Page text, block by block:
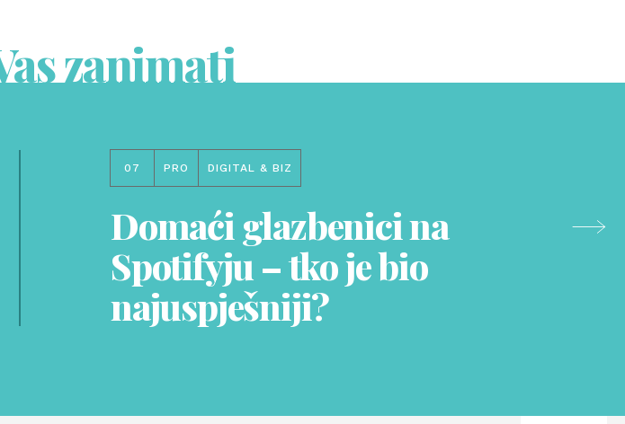
zanimati
07 PRO DIGITAL & BIZ
Domaći glazbenici na
Spotifyju – tko je bio
najuspješniji?